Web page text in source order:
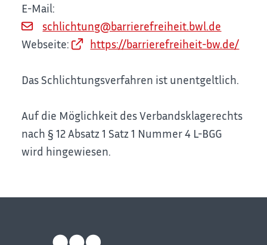
E-Mail:
schlichtung@barrierefreiheit.bwl.de
Webseite:
https://barrierefreiheit-bw.de/
Das Schlichtungsverfahren ist unentgeltlich.
Auf die Möglichkeit des Verbandsklagerechts
nach § 12 Absatz 1 Satz 1 Nummer 4 L-BGG
wird hingewiesen.